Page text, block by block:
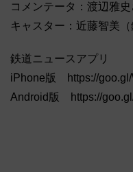
コメンテータ：渡辺雅史
キャスター：近藤智美（
鉄道ニュースアプリ
iPhone版 https://goo.gl/
Android版 https://